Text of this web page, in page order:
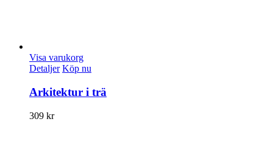
Visa varukorg
Detaljer Köp nu
Arkitektur i trä
309 kr